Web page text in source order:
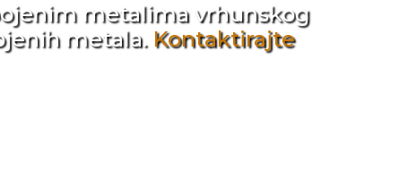
metalima vrhunskog
metala. Kontaktirajte